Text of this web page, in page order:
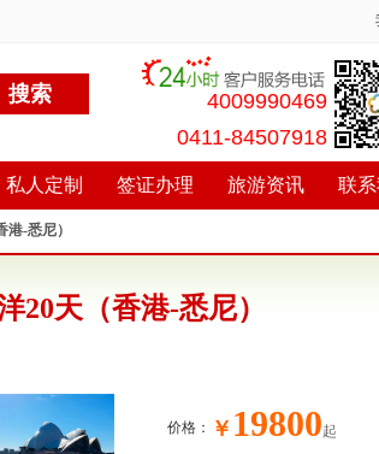
4009990469
0411-84507918
私人定制 签证办理 旅游资讯 联
-悉尼）
20天（香港-悉尼）
价格： ￥ 19800起